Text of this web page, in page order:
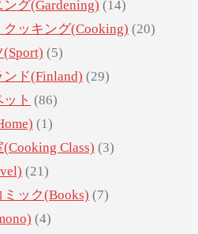
ング(Gardening) (14)
クッキング(Cooking) (20)
(5)
ンド(Finland) (29)
ト (86)
(1)
Class) (3)
(21)
ック(Books) (7)
(4)